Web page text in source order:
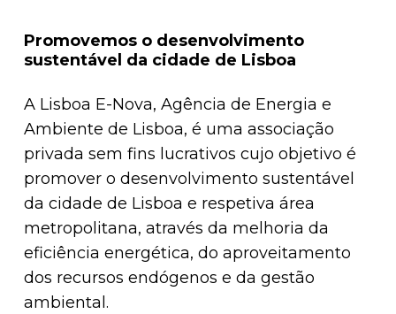
Promovemos o desenvolvimento
sustentável da cidade de Lisboa
A Lisboa E-Nova, Agência de Energia e
Ambiente de Lisboa, é uma associação
privada sem fins lucrativos cujo objetivo é
promover o desenvolvimento sustentável
da cidade de Lisboa e respetiva área
metropolitana, através da melhoria da
eficiência energética, do aproveitamento
dos recursos endógenos e da gestão
ambiental.